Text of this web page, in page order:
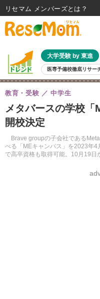
大学受験 by 東進
医専予備校徹底リサー
親子で考える大学選び 高校受験
共通テスト 夏休み
8月開催イベント・WS 全国公立
自由研究教材（小学生向け）
メタバースの学校「
開校決定
Brave groupの子会社である
べる「MEキャンパス」を2023年
で高卒資格も取得可能。10月19日
教育・受験 中学生
リセマム メンバーズ